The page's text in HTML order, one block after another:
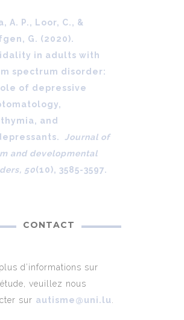
A. P., Loor, C., &
G. (2020).
in adults with
spectrum disorder:
of depressive
and
Journal of
and developmental
50(10), 3585-3597.
CONTACT
d’informations sur
veuillez nous
sur autisme@uni.lu